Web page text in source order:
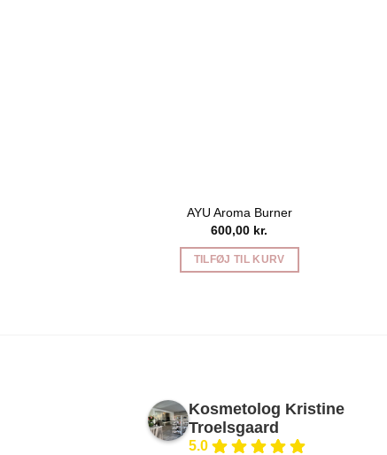
AYU Aroma Burner
600,00 kr.
TILFØJ TIL KURV
Kosmetolog Kristine
Troelsgaard
5.0